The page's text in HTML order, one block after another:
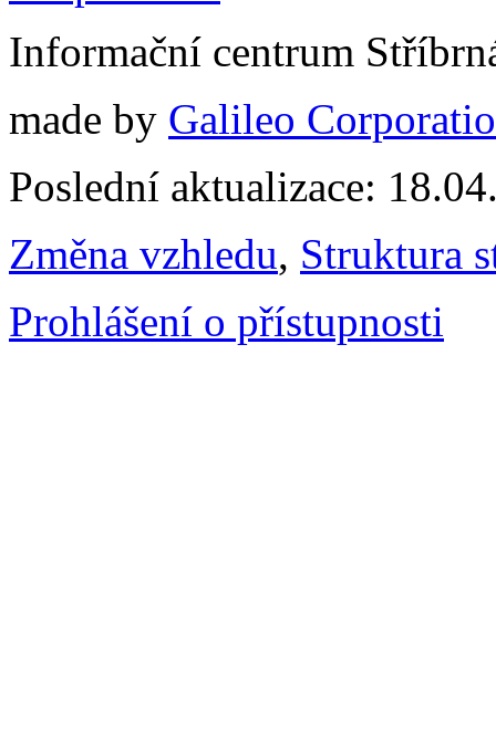
Informační centrum
made by Galileo
Poslední aktualizace:
Změna vzhledu, Struktura
Prohlášení o přístupnosti